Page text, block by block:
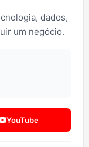
dados,
um negócio.
YouTube